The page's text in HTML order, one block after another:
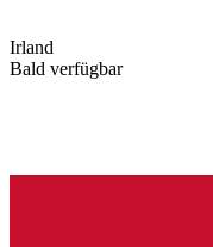
Irland
Bald verfügbar